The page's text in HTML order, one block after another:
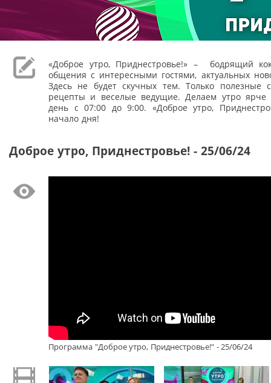
«Доброе утро, Приднестровье!» – бодрящий
общения с интересными гостями, актуальных
Здесь не будет скучных тем. Только полезные
рецепты и веселые ведущие. Делаем утро ярче
день с 07:00 до 9:00. «Доброе утро,
начало дня!
Доброе утро, Приднестровье! - 25/06/24
Программа "Доброе утро, Приднестровье!" - 25/06/24